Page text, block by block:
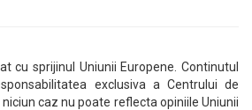
cu sprijinul Uniunii Europene. Continutul
exclusiva a Centrului de
caz nu poate reflecta opiniile Uniunii